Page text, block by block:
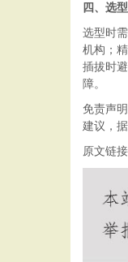
四、选
选型时
机构；
插拔时
障。
免责声
建议，
原文链接